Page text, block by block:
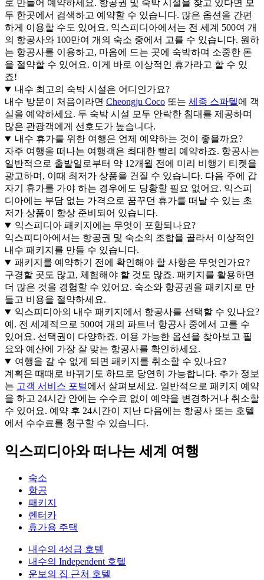
로 만들어 예약하세요. 항공권 및 숙박 시설을 찾고 있다면 모
두 한곳에서 검색하고 예약할 수 있습니다. 많은 옵션을 간편
하게 이용할 수도 있어요. 익스피디아에서는 전 세계 500여 개
의 항공사와 100만여 개의 숙소 중에서 고를 수 있습니다. 원하
는 항공사를 이용하고, 마음에 드는 곳에 숙박하며 소중한 돈
을 절약할 수 있어요. 이게 바로 이상적인 휴가라고 할 수 있
죠!
내수 최고의 숙박 시설은 어디인가요?
내수 방문이 처음이라면 Cheongju Coco 또는 세종 스파텔에 객
실을 예약하세요. 두 숙박 시설 모두 안락한 침대를 제공하며
많은 관광객에게 선호도가 높습니다.
내수 휴가를 위한 여행은 언제 예약하는 것이 좋을까요?
자주 여행을 떠나는 여행객은 최대한 빨리 예약하죠. 항공사는
일반적으로 출발일로부터 약 12개월 전에 미리 비행기 티켓을
광고하며, 이때 최저가 상품을 건질 수 있습니다. 다음 주에 갑
자기 휴가를 가야 하는 경우에도 당황할 필요 없어요. 익스피
디아에는 부담 없는 가격으로 꿈꾸던 휴가를 떠날 수 있는 초
저가 상품이 항상 준비되어 있습니다.
익스피디아 패키지에는 무엇이 포함되나요?
익스피디아에서는 항공권 및 숙소의 조합을 골라서 이상적인
내수 패키지를 만들 수 있습니다.
패키지를 예약하기 전에 확인해야 할 사항은 무엇인가요?
구경할 곳도 많고, 체험해야 할 것도 많죠. 패키지를 활용하면
더 많은 것을 경험할 수 있어요. 숙소와 항공권을 패키지로 만
들고 비용을 절약하세요.
익스피디아의 내수 패키지에서 항공사를 선택할 수 있나요?
예. 전 세계적으로 500여 개의 파트너 항공사 중에서 고를 수
있어요. 선택권이 다양하죠. 이용 가능한 옵션을 찾아보고 필
요와 예산에 가장 잘 맞는 항공사를 확인하세요.
여행을 갈 수 없게 되면 패키지를 취소할 수 있나요?
계획은 때때로 바뀌기도 하므로 당연히 가능합니다. 추가 정보
는 고객 서비스 포털에서 살펴보세요. 일반적으로 패키지 예약
을 하고 24시간 안에는 수수료 없이 예약을 변경하거나 취소할
수 있어요. 예약 후 24시간이 지난 다음에는 항공사 또는 호텔
에서 수수료를 청구할 수 있습니다.
익스피디아와 떠나는 세계 여행
숙소
항공
패키지
렌터카
휴가용 주택
내수의 4성급 호텔
내수의 Independent 호텔
운보의 집 근처 호텔